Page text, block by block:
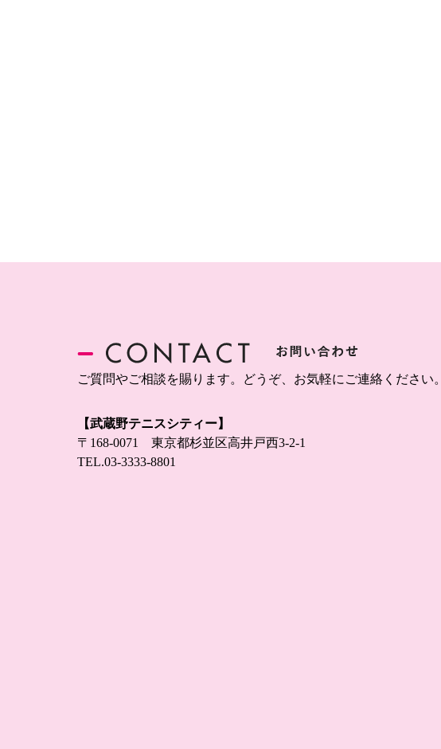
ご質問やご相談を賜ります。どうぞ、お気軽にご連絡ください。
【武蔵野テニスシティー】
〒168-0071 東京都杉並区高井戸西3-2-1
TEL.03-3333-8801